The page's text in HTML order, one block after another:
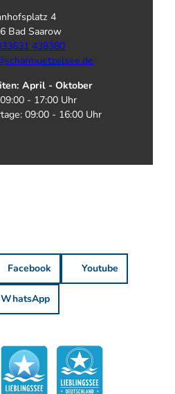
4
Bad Saarow
438380
April - Oktober
- 17:00 Uhr
09:00 - 16:00 Uhr
Facebook Youtube
WhatsApp